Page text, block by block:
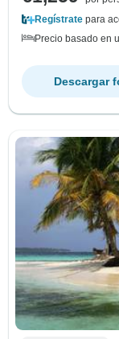
Regístrate para
Precio basado en
Descargar